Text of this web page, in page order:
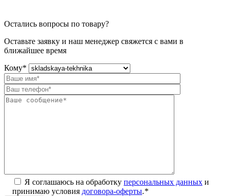
Остались вопросы по товару?
Оставьте заявку и наш менеджер свяжется с вами в
ближайшее время
Кому*
Я соглашаюсь на обработку персональных данных и
принимаю условия договора-оферты.*